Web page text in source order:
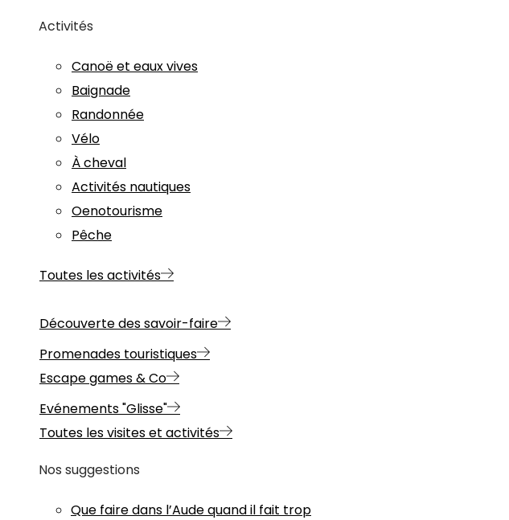
Activités
Canoë et eaux vives
Baignade
Randonnée
Vélo
À cheval
Activités nautiques
Oenotourisme
Pêche
Toutes les activités
Découverte des savoir-faire
Promenades touristiques
Escape games & Co
Evénements "Glisse"
Toutes les visites et activités
Nos suggestions
Que faire dans l’Aude quand il fait trop